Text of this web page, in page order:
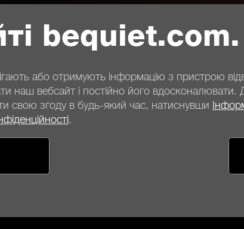
bequiet.com.
або отримують інформацію з пристрою
наш вебсайт і постійно його вдосконалювати.
свою згоду в будь-який час, натиснувши
.
інформація
Способи оплати